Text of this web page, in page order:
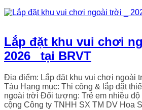
Lắp đặt khu vui chơi
2026_ tại BRVT
Địa điểm: Lắp đặt khu vui chơi ngoài
Tàu Hạng mục: Thi công & lắp đặt
ngoài trời Đối tượng: Trẻ em nhiều độ
cộng Công ty TNHH SX TM DV Hoa